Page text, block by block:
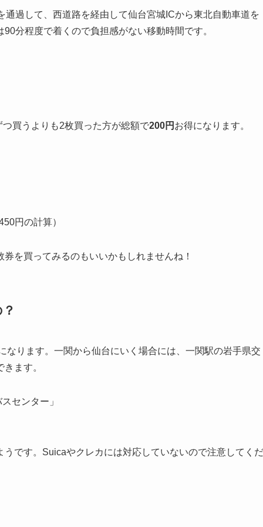
通過して、西道路を経由して仙台宮城ICから東北自動車道を
分程度で着くので負担感がない移動時間です。
買うよりも2枚買った方が総額で200円 お得になります。
円の計算）
を買ってみるのもいいかもしれませんね！
なります。一関から仙台にいく場合には、一関駅の岩手県交
ます。
センター」
うです。Suicaやクレカには対応していないので注意してくだ